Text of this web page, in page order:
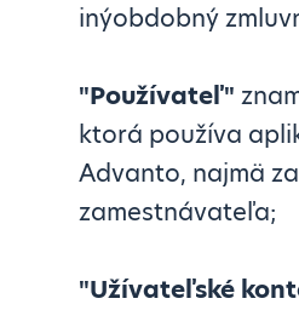
inýobdobný
"Používateľ"
ktorá používa
Advanto, najmä
zamestnávateľa;
"Užívateľské